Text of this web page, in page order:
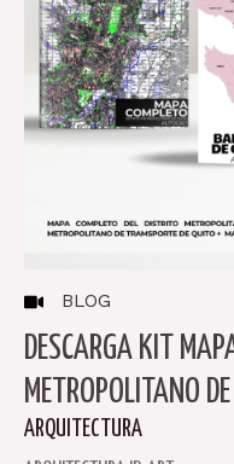
BLOG
DESCARGA KIT
METROPOLITANO
ARQUITECTURA